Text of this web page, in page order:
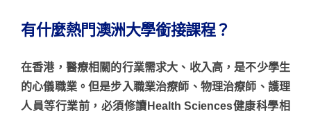
有什麼熱門澳洲大學銜接課程？
在香港，醫療相關的行業需求大、收入高，是不少學生
的心儀職業。但是步入職業治療師、物理治療師、護理
人員等行業前，必須修讀Health Sciences健康科學相